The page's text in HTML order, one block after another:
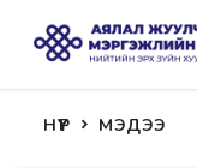
НҮҮР МЭДЭЭ